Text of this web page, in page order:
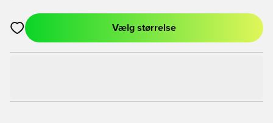
Åbner en Modal til at logge ind eller tilmelde dig som medlem
Vælg størrelse